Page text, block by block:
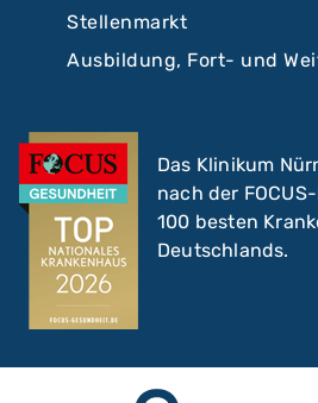
Stellenmarkt
Ausbildung, Fort- und
Das Klinikum
nach der
100 besten
Deutschlands.